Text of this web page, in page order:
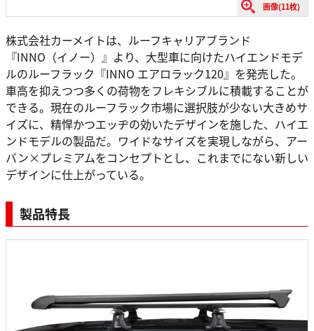
画像(11枚)
株式会社カーメイトは、ルーフキャリアブランド
『INNO（イノー）』より、大型車に向けたハイエンドモデ
ルのルーフラック『INNO エアロラック120』を発売した。
車高を抑えつつ多くの荷物をフレキシブルに積載することが
できる。現在のルーフラック市場に選択肢が少ない大きめサ
イズに、精悍かつエッヂの効いたデザインを施した、ハイエ
ンドモデルの製品だ。ワイドなサイズを実現しながら、アー
バン×プレミアムをコンセプトとし、これまでにない新しい
デザインに仕上がっている。
製品特長